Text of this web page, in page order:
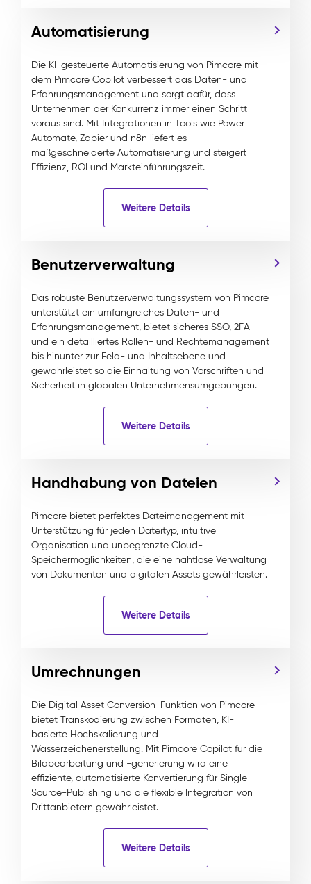
Automatisierung
Die KI-gesteuerte Automatisierung von Pimcore mit
dem Pimcore Copilot verbessert das Daten- und
Erfahrungsmanagement und sorgt dafür, dass
Unternehmen der Konkurrenz immer einen Schritt
voraus sind. Mit Integrationen in Tools wie Power
Automate, Zapier und n8n liefert es
maßgeschneiderte Automatisierung und steigert
Effizienz, ROI und Markteinführungszeit.
Weitere Details
Benutzerverwaltung
Das robuste Benutzerverwaltungssystem von Pimcore
unterstützt ein umfangreiches Daten- und
Erfahrungsmanagement, bietet sicheres SSO, 2FA
und ein detailliertes Rollen- und Rechtemanagement
bis hinunter zur Feld- und Inhaltsebene und
gewährleistet so die Einhaltung von Vorschriften und
Sicherheit in globalen Unternehmensumgebungen.
Weitere Details
Handhabung von Dateien
Pimcore bietet perfektes Dateimanagement mit
Unterstützung für jeden Dateityp, intuitive
Organisation und unbegrenzte Cloud-
Speichermöglichkeiten, die eine nahtlose Verwaltung
von Dokumenten und digitalen Assets gewährleisten.
Weitere Details
Umrechnungen
Die Digital Asset Conversion-Funktion von Pimcore
bietet Transkodierung zwischen Formaten, KI-
basierte Hochskalierung und
Wasserzeichenerstellung. Mit Pimcore Copilot für die
Bildbearbeitung und -generierung wird eine
effiziente, automatisierte Konvertierung für Single-
Source-Publishing und die flexible Integration von
Drittanbietern gewährleistet.
Weitere Details